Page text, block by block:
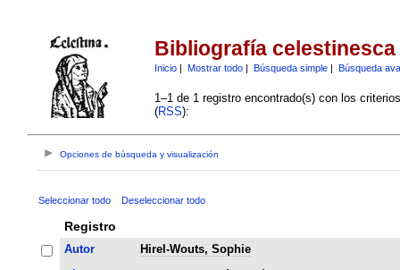
Bibliografía celestinesca
Inicio| Mostrar todo| Búsqueda simple| Búsqueda
1–1 de 1 registro encontrado(s) con los
(RSS):
Opciones de búsqueda y visualización
Seleccionar todo Deseleccionar todo
Registro
Autor
Hirel-Wouts, Sophie